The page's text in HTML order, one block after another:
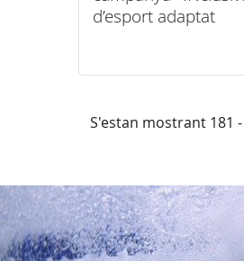
d’esport adaptat
S'estan mostrant 181